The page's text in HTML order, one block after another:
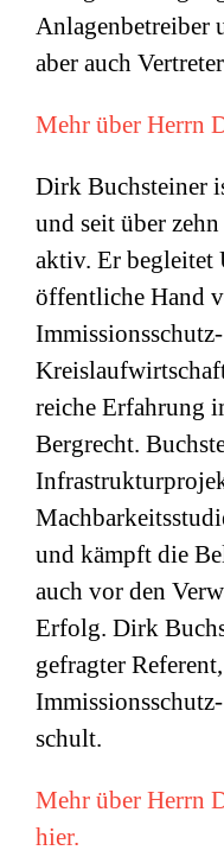
Anlagenbetreiber
aber auch
Mehr über Herrn
Dirk Buchsteiner
und seit über
aktiv. Er begleitet
öffentliche Hand
reiche Erfahrung
Bergrecht.
und kämpft die
auch vor den
Erfolg. Dirk
gefragter
schult.
Mehr über Herrn
hier.